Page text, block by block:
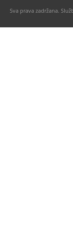
Sva prava zadržana.